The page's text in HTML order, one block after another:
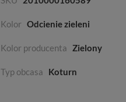
Kolor Odcienie zieleni
Kolor producenta Zielony
Typ obcasa Koturn